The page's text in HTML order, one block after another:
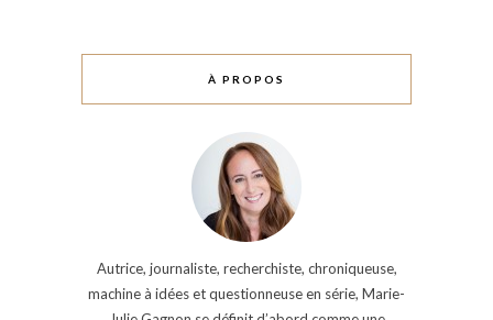
À PROPOS
Autrice, journaliste, recherchiste, chroniqueuse,
machine à idées et questionneuse en série, Marie-